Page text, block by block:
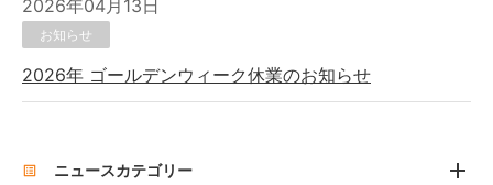
2026年04月13日
お知らせ
2026年 ゴールデンウィーク休業のお知らせ
list_alt ニュースカテゴリー add